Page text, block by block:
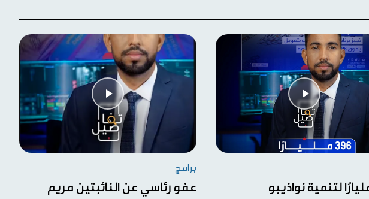
برامج
عفو رئاسي عن النائبتين مريم